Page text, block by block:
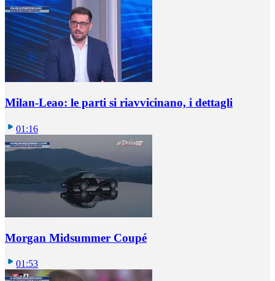
Milan-Leao: le parti si riavvicinano, i dettagli
01:16
Morgan Midsummer Coupé
01:53